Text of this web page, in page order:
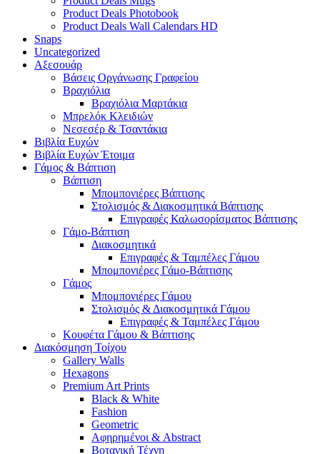
Product Deals Photobook
Product Deals Wall Calendars HD
Snaps
Uncategorized
Αξεσουάρ
Βάσεις Οργάνωσης Γραφείου
Βραχιόλια
Βραχιόλια Μαρτάκια
Μπρελόκ Κλειδιών
Νεσεσέρ & Τσαντάκια
Βιβλία Ευχών
Βιβλία Ευχών Έτοιμα
Γάμος & Βάπτιση
Βάπτιση
Μπομπονιέρες Βάπτισης
Στολισμός & Διακοσμητικά Βάπτισης
Επιγραφές Καλωσορίσματος Βάπτισης
Γάμο-Βάπτιση
Διακοσμητικά
Επιγραφές & Ταμπέλες Γάμου
Μπομπονιέρες Γάμο-Βάπτισης
Γάμος
Μπομπονιέρες Γάμου
Στολισμός & Διακοσμητικά Γάμου
Επιγραφές & Ταμπέλες Γάμου
Κουφέτα Γάμου & Βάπτισης
Διακόσμηση Τοίχου
Gallery Walls
Hexagons
Premium Art Prints
Black & White
Fashion
Geometric
Αφηρημένοι & Abstract
Βοτανική Τέχνη